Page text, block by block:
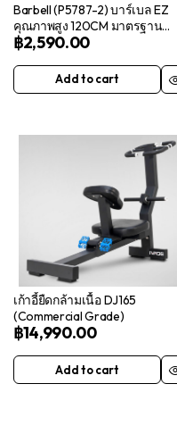
Barbell (P5787-2) บาร์เบล EZ
คุณภาพสูง 120CM มาตรฐาน
โอลิมปิค
฿2,590.00
Add to cart
เก้าอี้ยืดกล้ามเนื้อ ​DJ165
(Commercial Grade)
฿14,990.00
Add to cart